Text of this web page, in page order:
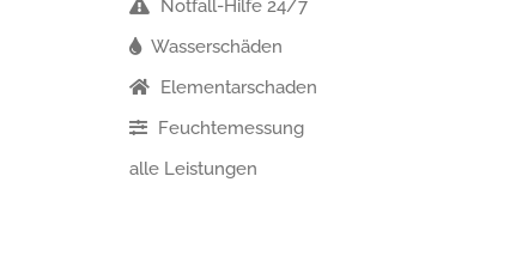
Notfall-Hilfe 24/7
Wasserschäden
Elementarschaden
Feuchtemessung
alle Leistungen